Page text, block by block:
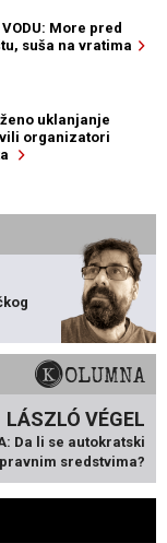
VODU: More pred
suša na vratima
uklanjanje
organizatori
KOLUMNA
LÁSZLÓ VÉGEL
Da li se autokratski
sredstvima?